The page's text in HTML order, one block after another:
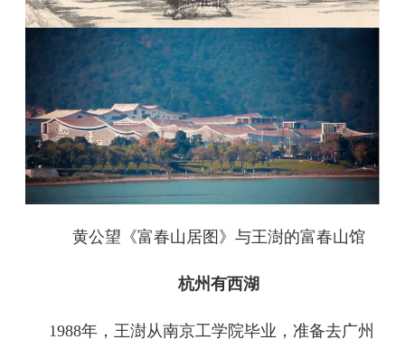
黄公望《富春山居图》与王澍的富春山馆
杭州有西湖
1988年，王澍从南京工学院毕业，准备去广州